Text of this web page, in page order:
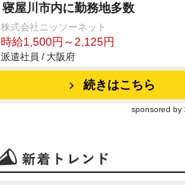
寝屋川市内に勤務地多数
株式会社ニッソーネット
時給1,500円～2,125円
派遣社員 / 大阪府
続きはこちら
sponsored by